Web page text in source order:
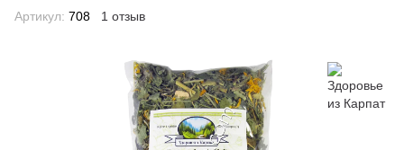
Артикул: 708 1 отзыв